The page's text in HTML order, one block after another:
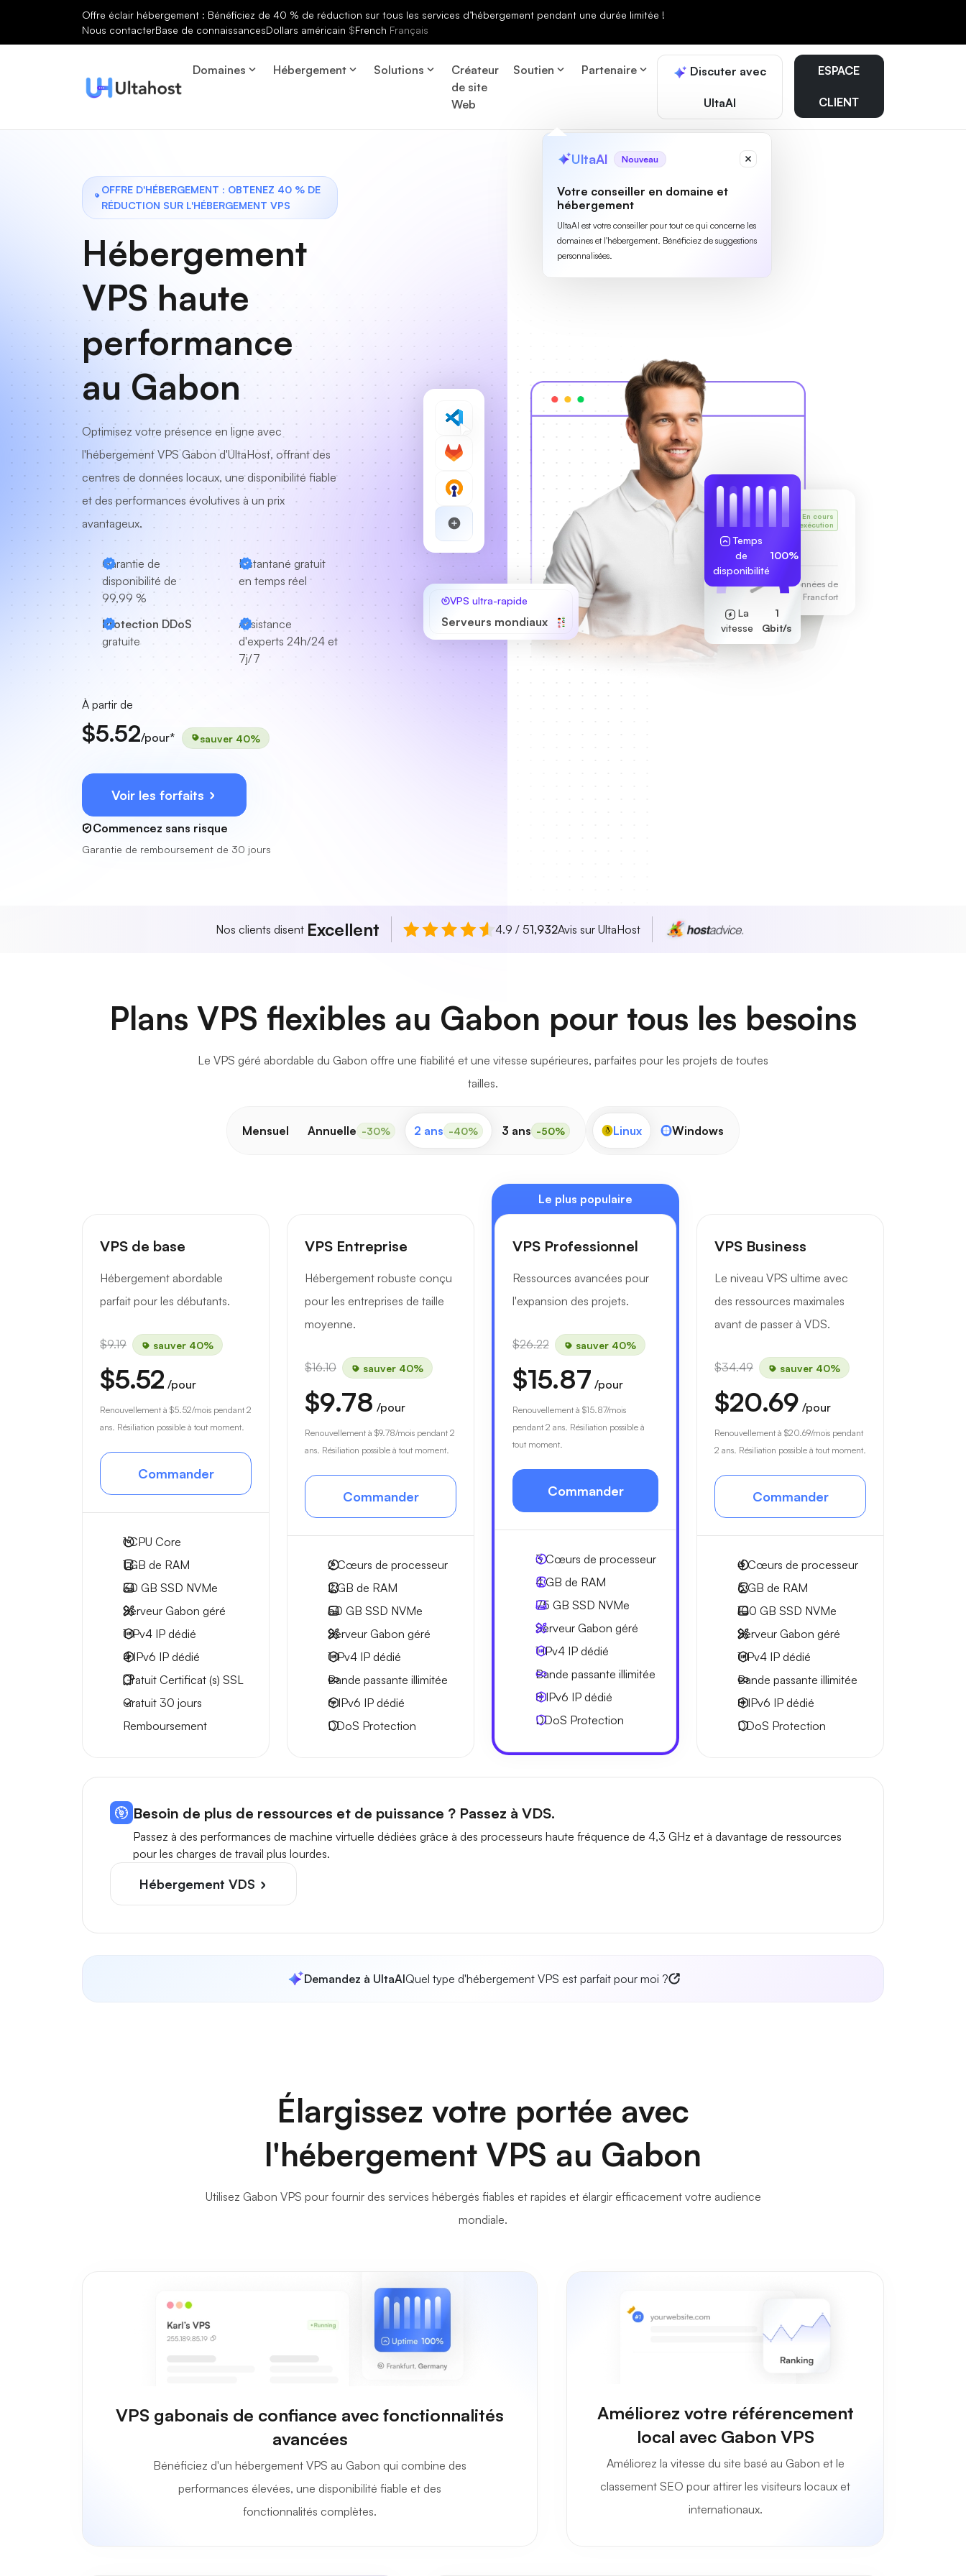
Offre éclair hébergement : Bénéficiez de 40 % de réduction sur tous les services d’hébergement pendant une durée limitée !
Nous contacterBase de connaissancesDollars américain $French Français
Domaines Hébergement Solutions
Créateur
de site
Web
Soutien Partenaire Discuter avec
UltaAI
UltaAI Nouveau
Votre conseiller en domaine et
hébergement
UltaAI est votre conseiller pour tout ce qui concerne les
domaines et l'hébergement. Bénéficiez de suggestions
personnalisées.
ESPACE
CLIENT
OFFRE D'HÉBERGEMENT : OBTENEZ 40 % DE
RÉDUCTION SUR L'HÉBERGEMENT VPS
Hébergement
VPS haute
performance
au Gabon
Optimisez votre présence en ligne avec
l'hébergement VPS Gabon d'UltaHost, offrant des
centres de données locaux, une disponibilité fiable
et des performances évolutives à un prix
avantageux.
Garantie de
disponibilité de
99,99 %
Instantané gratuit
en temps réel
Protection DDoS
gratuite
Assistance
d'experts 24h/24 et
7j/7
À partir de
$5.52/pour* sauver 40%
Voir les forfaits
Commencez sans risque
Garantie de remboursement de 30 jours
Le VPS
de Karl
En cours
d'exécution
255.189.85.19
Centre de données de
Francfort
La
vitesse
1
Gbit/s
Temps
de
disponibilité
100%
VPS ultra-rapide
Serveurs mondiaux
Nos clients disent Excellent 4.9 / 51,932Avis sur UltaHost
Plans VPS flexibles au Gabon pour tous les besoins
Le VPS géré abordable du Gabon offre une fiabilité et une vitesse supérieures, parfaites pour les projets de toutes
tailles.
Mensuel Annuelle -30% 2 ans -40% 3 ans -50% Linux Windows
VPS de base
Hébergement abordable
parfait pour les débutants.
$9.19 sauver 40%
$5.52 /pour
Renouvellement à $5.52/mois pendant 2
ans. Résiliation possible à tout moment.
Commander
1CPU Core
1 GB de RAM
30 GB SSD NVMe
Serveur Gabon géré
1 IPv4 IP dédié
4 IPv6 IP dédié
Gratuit Certificat (s) SSL
Gratuit 30 jours
Remboursement
VPS Entreprise
Hébergement robuste conçu
pour les entreprises de taille
moyenne.
$16.10 sauver 40%
$9.78 /pour
Renouvellement à $9.78/mois pendant 2
ans. Résiliation possible à tout moment.
Commander
2Cœurs de processeur
2 GB de RAM
50 GB SSD NVMe
Serveur Gabon géré
1 IPv4 IP dédié
Bande passante illimitée
6 IPv6 IP dédié
DDoS Protection
Le plus populaire
VPS Professionnel
Ressources avancées pour
l'expansion des projets.
$26.22 sauver 40%
$15.87 /pour
Renouvellement à $15.87/mois
pendant 2 ans. Résiliation possible à
tout moment.
Commander
3Cœurs de processeur
4 GB de RAM
75 GB SSD NVMe
Serveur Gabon géré
1 IPv4 IP dédié
Bande passante illimitée
8 IPv6 IP dédié
DDoS Protection
VPS Business
Le niveau VPS ultime avec
des ressources maximales
avant de passer à VDS.
$34.49 sauver 40%
$20.69 /pour
Renouvellement à $20.69/mois pendant
2 ans. Résiliation possible à tout moment.
Commander
4Cœurs de processeur
6 GB de RAM
100 GB SSD NVMe
Serveur Gabon géré
1 IPv4 IP dédié
Bande passante illimitée
8 IPv6 IP dédié
DDoS Protection
Besoin de plus de ressources et de puissance ? Passez à VDS.
Passez à des performances de machine virtuelle dédiées grâce à des processeurs haute fréquence de 4,3 GHz et à davantage de ressources
pour les charges de travail plus lourdes.
Hébergement VDS
Demandez à UltaAIQuel type d'hébergement VPS est parfait pour moi ?
Élargissez votre portée avec
l'hébergement VPS au Gabon
Utilisez Gabon VPS pour fournir des services hébergés fiables et rapides et élargir efficacement votre audience
mondiale.
VPS gabonais de confiance avec fonctionnalités
avancées
Bénéficiez d'un hébergement VPS au Gabon qui combine des
performances élevées, une disponibilité fiable et des
fonctionnalités complètes.
Améliorez votre référencement
local avec Gabon VPS
Améliorez la vitesse du site basé au Gabon et le
classement SEO pour attirer les visiteurs locaux et
internationaux.